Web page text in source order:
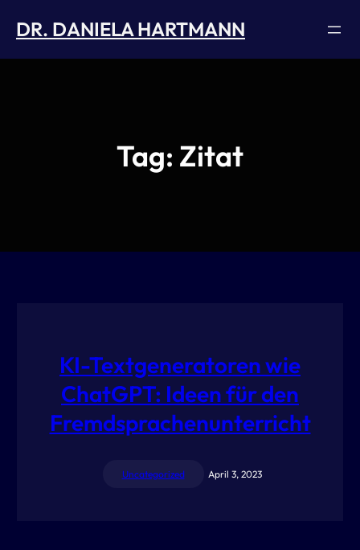
DR. DANIELA HARTMANN
Tag: Zitat
KI-Textgeneratoren wie
ChatGPT: Ideen für den
Fremdsprachenunterricht
Uncategorized April 3, 2023